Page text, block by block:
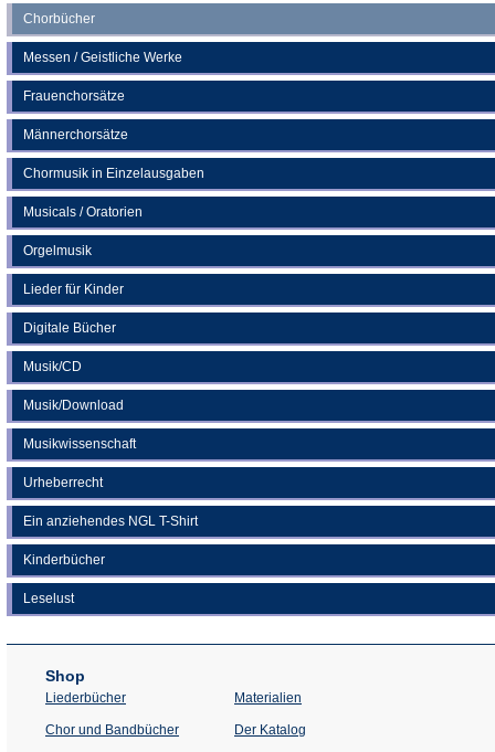
Chorbücher
Messen / Geistliche Werke
Frauenchorsätze
Männerchorsätze
Chormusik in Einzelausgaben
Musicals / Oratorien
Orgelmusik
Lieder für Kinder
Digitale Bücher
Musik/CD
Musik/Download
Musikwissenschaft
Urheberrecht
Ein anziehendes NGL T-Shirt
Kinderbücher
Leselust
Shop
Liederbücher
Chor und Bandbücher
Materialien
Der Katalog